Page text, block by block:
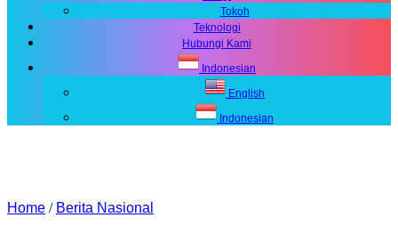
Tokoh
Teknologi
Hubungi Kami
Indonesian
English
Indonesian
Home / Berita Nasional